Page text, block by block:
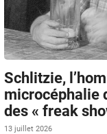
Schlitzie,
microcéphalie
des « freak
13 juillet 2026